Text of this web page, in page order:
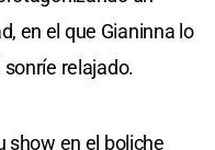
en el que Gianinna lo
relajado.
show en el boliche